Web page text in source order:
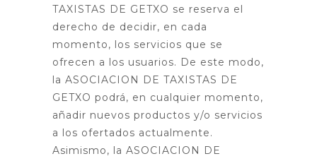
TAXISTAS DE GETXO se reserva el
derecho de decidir, en cada
momento, los servicios que se
ofrecen a los usuarios. De este modo,
la ASOCIACION DE TAXISTAS DE
GETXO podrá, en cualquier momento,
añadir nuevos productos y/o servicios
a los ofertados actualmente.
Asimismo, la ASOCIACION DE